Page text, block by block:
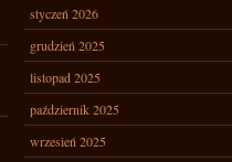
styczeń 2026
grudzień 2025
listopad 2025
październik 2025
wrzesień 2025